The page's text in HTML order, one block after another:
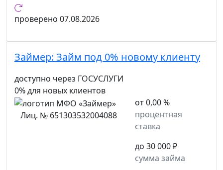
проверено 07.08.2026
Займер: Займ под 0% новому клиенту
доступно через ГОСУСЛУГИ
0% для новых клиентов
Лиц. № 651303532004088
от 0,00 %
процентная
ставка
до 30 000 ₽
сумма займа